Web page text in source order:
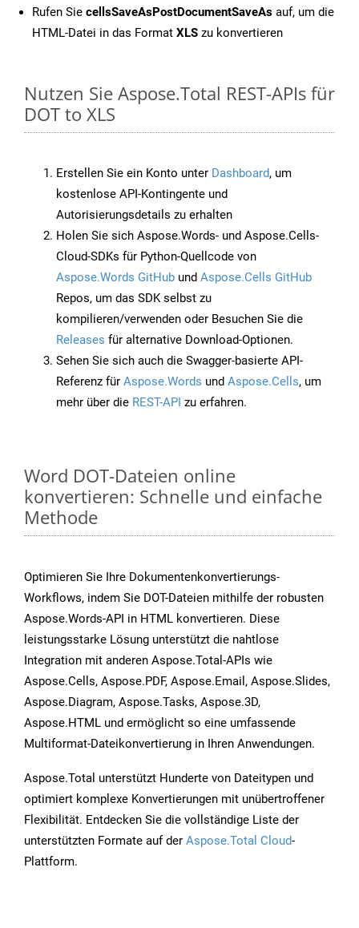
Rufen Sie cellsSaveAsPostDocumentSaveAs auf, um die
HTML-Datei in das Format XLS zu konvertieren
Nutzen Sie Aspose.Total REST-APIs für
DOT to XLS
Erstellen Sie ein Konto unter Dashboard, um
kostenlose API-Kontingente und
Autorisierungsdetails zu erhalten
Holen Sie sich Aspose.Words- und Aspose.Cells-
Cloud-SDKs für Python-Quellcode von
Aspose.Words GitHub und Aspose.Cells GitHub
Repos, um das SDK selbst zu
kompilieren/verwenden oder Besuchen Sie die
Releases für alternative Download-Optionen.
Sehen Sie sich auch die Swagger-basierte API-
Referenz für Aspose.Words und Aspose.Cells, um
mehr über die REST-API zu erfahren.
Word DOT-Dateien online
konvertieren: Schnelle und einfache
Methode
Optimieren Sie Ihre Dokumentenkonvertierungs-
Workflows, indem Sie DOT-Dateien mithilfe der robusten
Aspose.Words-API in HTML konvertieren. Diese
leistungsstarke Lösung unterstützt die nahtlose
Integration mit anderen Aspose.Total-APIs wie
Aspose.Cells, Aspose.PDF, Aspose.Email, Aspose.Slides,
Aspose.Diagram, Aspose.Tasks, Aspose.3D,
Aspose.HTML und ermöglicht so eine umfassende
Multiformat-Dateikonvertierung in Ihren Anwendungen.
Aspose.Total unterstützt Hunderte von Dateitypen und
optimiert komplexe Konvertierungen mit unübertroffener
Flexibilität. Entdecken Sie die vollständige Liste der
unterstützten Formate auf der Aspose.Total Cloud-
Plattform.